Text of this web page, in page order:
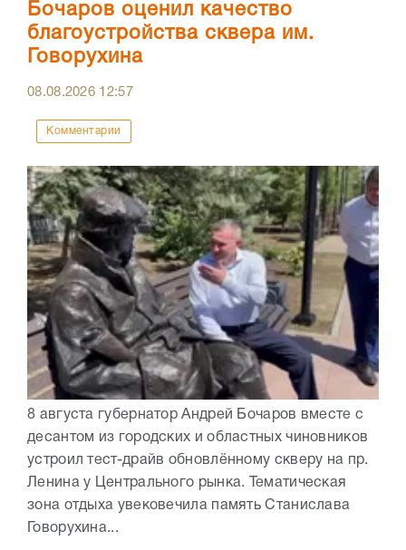
Бочаров оценил качество
благоустройства сквера им.
Говорухина
08.08.2026 12:57
Комментарии
8 августа губернатор Андрей Бочаров вместе с
десантом из городских и областных чиновников
устроил тест-драйв обновлённому скверу на пр.
Ленина у Центрального рынка. Тематическая
зона отдыха увековечила память Станислава
Говорухина...